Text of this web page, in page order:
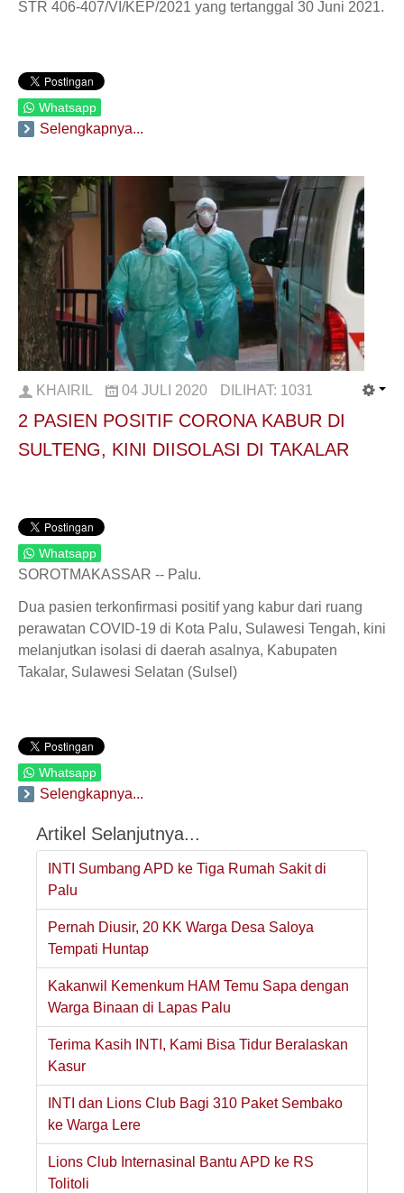
STR 406-407/VI/KEP/2021 yang tertanggal 30 Juni 2021.
Whatsapp
Selengkapnya...
KHAIRIL 04 JULI 2020 DILIHAT: 1031
2 PASIEN POSITIF CORONA KABUR DI
SULTENG, KINI DIISOLASI DI TAKALAR
Whatsapp
SOROTMAKASSAR -- Palu.
Dua pasien terkonfirmasi positif yang kabur dari ruang
perawatan COVID-19 di Kota Palu, Sulawesi Tengah, kini
melanjutkan isolasi di daerah asalnya, Kabupaten
Takalar, Sulawesi Selatan (Sulsel)
Whatsapp
Selengkapnya...
Artikel Selanjutnya...
INTI Sumbang APD ke Tiga Rumah Sakit di
Palu
Pernah Diusir, 20 KK Warga Desa Saloya
Tempati Huntap
Kakanwil Kemenkum HAM Temu Sapa dengan
Warga Binaan di Lapas Palu
Terima Kasih INTI, Kami Bisa Tidur Beralaskan
Kasur
INTI dan Lions Club Bagi 310 Paket Sembako
ke Warga Lere
Lions Club Internasinal Bantu APD ke RS
Tolitoli